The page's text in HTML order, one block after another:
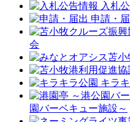
入札
申請・
会
キラ
園バーベキュー施設～